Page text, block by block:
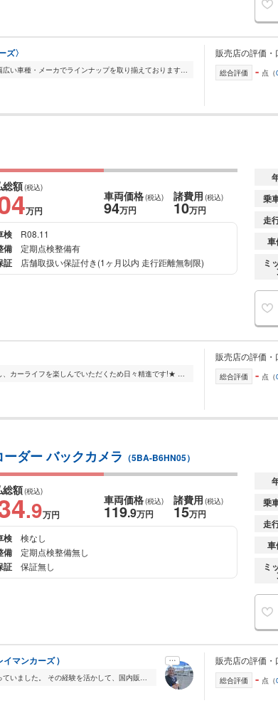
〉
国産車や輸入車、軽自動車など幅広い車種・メーカでラインナップを取り揃えております。 ☆★Kiss FM♪木曜日16時～放送中『安値、世界一への挑戦!ベストリガーズへ急げ!』...
販売店の評価・
総合評価 - 点（
総額(税込)
万円
車両価格(税込)
94万円
諸費用 (税込)
10万円
検
R08.11
備 定期点検整備有
証 店舗取扱い保証付き(1ヶ月以内 走行距離無制限)
乗
走
車
ミ
★お手頃価格でおクルマを提供し、カーライフを楽しんでいただくため日々精進です!★ 大阪府内にて3店舗、 併せて常時150台以上の在庫を展示販売しております。 新鮮な...
販売店の評価・
総合評価 - 点（
ダー バックカメラ （5BA-B6HN05）
総額(税込)
.9万円
車両価格(税込)
119.9万円
諸費用 (税込)
15万円
検
検なし
備 定期点検整備無し
証 保証無し
乗
走
車
ミ
マンカーズ )
これまで海外販売をメインにやっていました。 その経験を活かして、国内販売にも挑戦しています! お客様のご希望にあったお車を全国から探すことを得意としていますの...
販売店の評価・
総合評価 - 点（